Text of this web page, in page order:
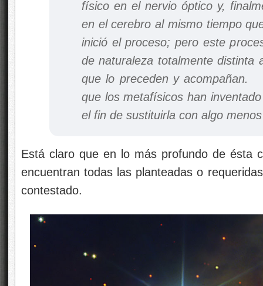
físico en el nervio óptico y,
en el cerebro al mismo tiempo
inició el proceso; pero este
de naturaleza totalmente distinta
que lo preceden y acompañan.
que los metafísicos han
el fin de sustituirla con algo
Está claro que en lo más profundo de ésta
encuentran todas las planteadas o
contestado.